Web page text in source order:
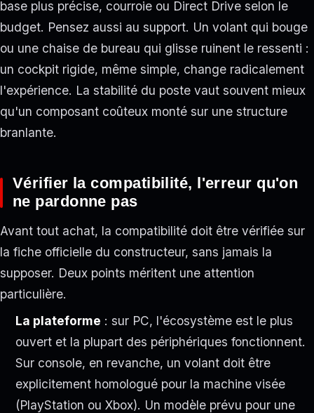
base plus précise, courroie ou Direct Drive selon le
budget. Pensez aussi au support. Un volant qui bouge
ou une chaise de bureau qui glisse ruinent le ressenti :
un cockpit rigide, même simple, change radicalement
l'expérience. La stabilité du poste vaut souvent mieux
qu'un composant coûteux monté sur une structure
branlante.
Vérifier la compatibilité, l'erreur qu'on
ne pardonne pas
Avant tout achat, la compatibilité doit être vérifiée sur
la fiche officielle du constructeur, sans jamais la
supposer. Deux points méritent une attention
particulière.
La plateforme : sur PC, l'écosystème est le plus
ouvert et la plupart des périphériques fonctionnent.
Sur console, en revanche, un volant doit être
explicitement homologué pour la machine visée
(PlayStation ou Xbox). Un modèle prévu pour une